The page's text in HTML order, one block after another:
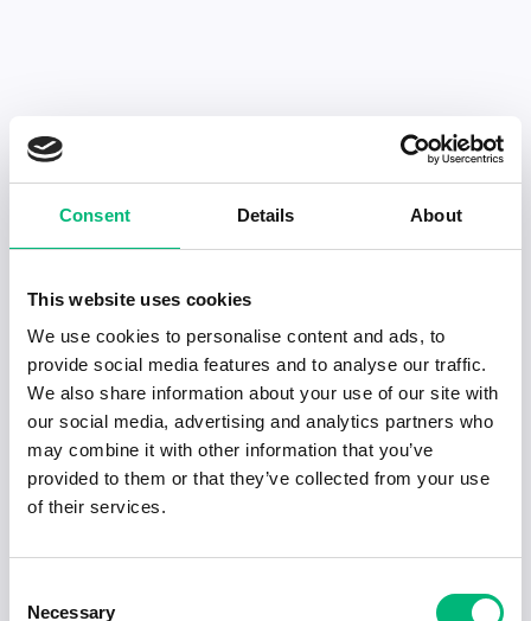
Consent Details About
This website uses cookies
We use cookies to personalise content and ads, to
provide social media features and to analyse our traffic.
We also share information about your use of our site with
our social media, advertising and analytics partners who
may combine it with other information that you’ve
provided to them or that they’ve collected from your use
of their services.
Selection
Necessary
Senaste publiceringarna i Jobbnytt
Jobb för dig som är introvert